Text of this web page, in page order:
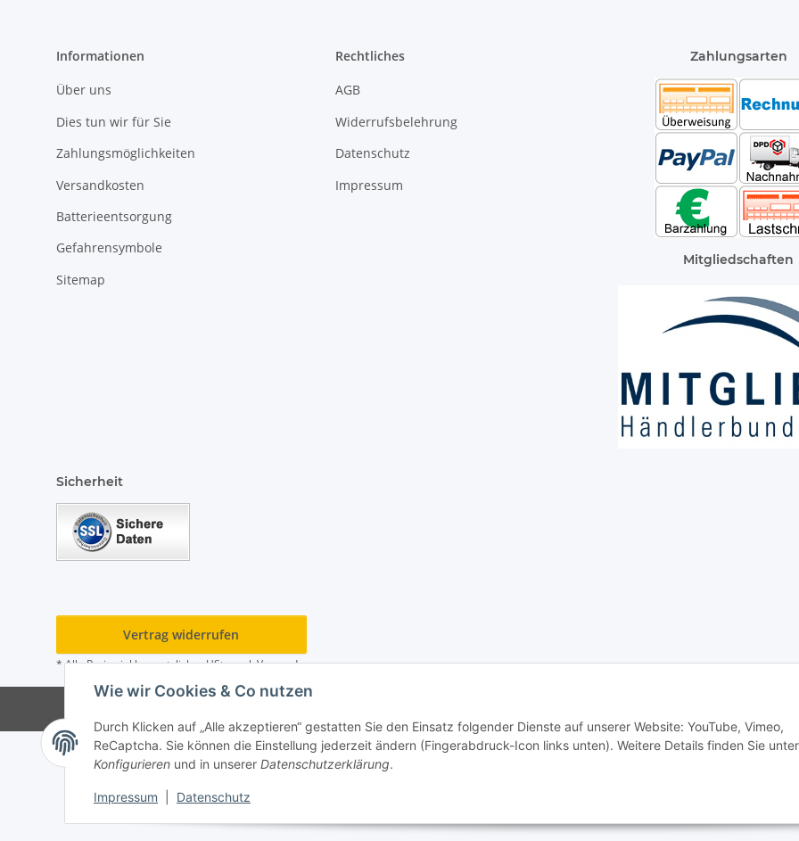
Wie wir Cookies & Co nutzen
Durch Klicken auf „Alle akzeptieren“ gestatten Sie den Einsatz folgender Dienste auf unserer Website: YouTube, Vimeo,
ReCaptcha. Sie können die Einstellung jederzeit ändern (Fingerabdruck-Icon links unten). Weitere Details finden Sie unter
Konfigurieren und in unserer Datenschutzerklärung.
Impressum Datenschutz
Informationen
Über uns
Dies tun wir für Sie
Zahlungsmöglichkeiten
Versandkosten
Batterieentsorgung
Gefahrensymbole
Sitemap
Rechtliches
AGB
Widerrufsbelehrung
Datenschutz
Impressum
Zahlungsarten
Mitgliedschaften
Sicherheit
Vertrag widerrufen
* Alle Preise inkl. gesetzlicher USt., zzgl.Versand